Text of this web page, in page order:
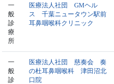
一
般
診
療
所
医療法人社団 GMヘル
ス 千葉ニュータウン駅前
耳鼻咽喉科クリニック
一
般
診
医療法人社団 慈奏会 奏
の杜耳鼻咽喉科 津田沼北
口院